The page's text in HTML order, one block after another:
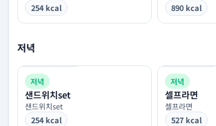
254 kcal
890 kcal
저녁
저녁
샌드위치set
샌드위치set
254 kcal
저녁
셀프라면
셀프라면
527 kcal